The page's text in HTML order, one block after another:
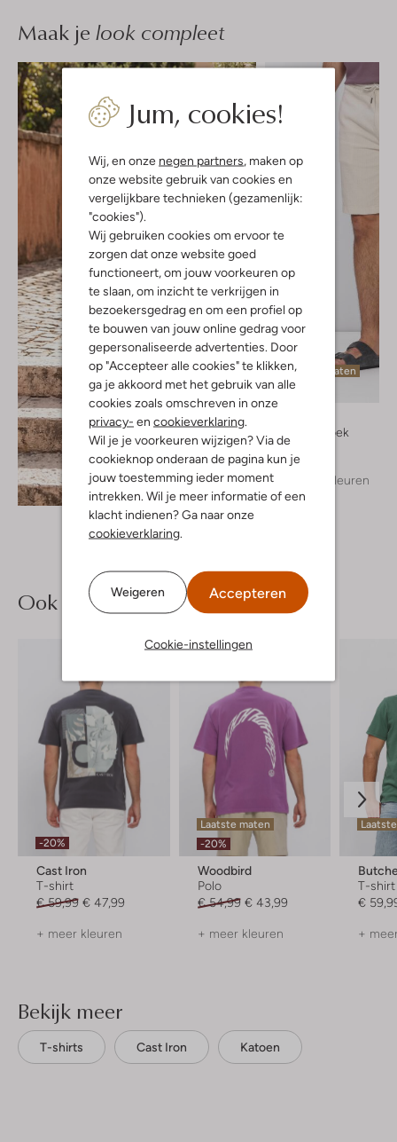
Jum, cookies!
Wij, en onze negen partners , maken op
onze website gebruik van cookies en
vergelijkbare technieken (gezamenlijk:
"cookies").
Wij gebruiken cookies om ervoor te
zorgen dat onze website goed
functioneert, om jouw voorkeuren op
te slaan, om inzicht te verkrijgen in
bezoekersgedrag en om een profiel op
te bouwen van jouw online gedrag voor
gepersonaliseerde advertenties. Door
op "Accepteer alle cookies" te klikken,
ga je akkoord met het gebruik van alle
cookies zoals omschreven in onze
privacy- en cookieverklaring
Wil je je voorkeuren wijzigen? Via de
cookieknop onderaan de pagina kun je
jouw toestemming ieder moment
intrekken. Wil je meer informatie of een
klacht indienen? Ga naar onze
cookieverklaring
Weigeren Accepteren
Cookie-instellingen
Maak je look compleet
Ontdek de look
Laatste maten
Korte broek
€ 99,99
+ meer kleuren
Ook iets voor jou?
-20%
Cast Iron
T-shirt
€ 59,99 € 47,99
+ meer kleuren
Laatste maten
-20%
Woodbird
Polo
€ 54,99 € 43,99
+ meer kleuren
T-shirt
€
+
Bekijk meer
T-shirts Cast Iron Katoen